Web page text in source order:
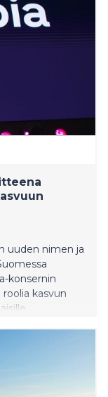
uuden nimen ja
konsernin
kasvun